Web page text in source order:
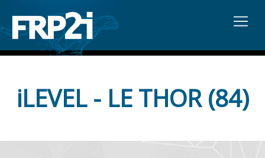
iLEVEL - LE THOR (84)